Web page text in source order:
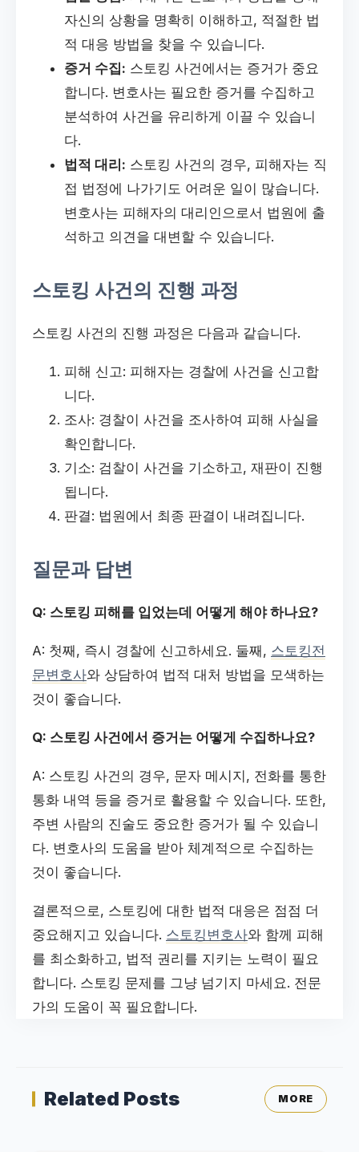
자신의 상황을 명확히 이해하고, 적절한 법
적 대응 방법을 찾을 수 있습니다.
증거 수집: 스토킹 사건에서는 증거가 중요
합니다. 변호사는 필요한 증거를 수집하고
분석하여 사건을 유리하게 이끌 수 있습니
다.
법적 대리: 스토킹 사건의 경우, 피해자는 직
접 법정에 나가기도 어려운 일이 많습니다.
변호사는 피해자의 대리인으로서 법원에 출
석하고 의견을 대변할 수 있습니다.
스토킹 사건의 진행 과정
스토킹 사건의 진행 과정은 다음과 같습니다.
피해 신고: 피해자는 경찰에 사건을 신고합
니다.
조사: 경찰이 사건을 조사하여 피해 사실을
확인합니다.
기소: 검찰이 사건을 기소하고, 재판이 진행
됩니다.
판결: 법원에서 최종 판결이 내려집니다.
질문과 답변
Q: 스토킹 피해를 입었는데 어떻게 해야 하나요?
A: 첫째, 즉시 경찰에 신고하세요. 둘째, 스토킹전
문변호사와 상담하여 법적 대처 방법을 모색하는
것이 좋습니다.
Q: 스토킹 사건에서 증거는 어떻게 수집하나요?
A: 스토킹 사건의 경우, 문자 메시지, 전화를 통한
통화 내역 등을 증거로 활용할 수 있습니다. 또한,
주변 사람의 진술도 중요한 증거가 될 수 있습니
다. 변호사의 도움을 받아 체계적으로 수집하는
것이 좋습니다.
결론적으로, 스토킹에 대한 법적 대응은 점점 더
중요해지고 있습니다. 스토킹변호사와 함께 피해
를 최소화하고, 법적 권리를 지키는 노력이 필요
합니다. 스토킹 문제를 그냥 넘기지 마세요. 전문
가의 도움이 꼭 필요합니다.
Related Posts MORE